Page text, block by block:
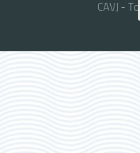
CAVJ -